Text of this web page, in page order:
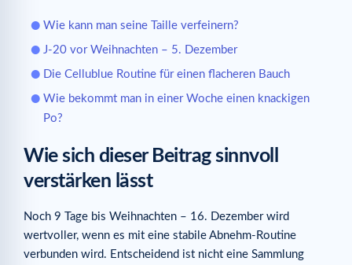
Wie kann man seine Taille verfeinern?
J-20 vor Weihnachten – 5. Dezember
Die Cellublue Routine für einen flacheren Bauch
Wie bekommt man in einer Woche einen knackigen
Po?
Wie sich dieser Beitrag sinnvoll
verstärken lässt
Noch 9 Tage bis Weihnachten – 16. Dezember wird
wertvoller, wenn es mit eine stabile Abnehm-Routine
verbunden wird. Entscheidend ist nicht eine Sammlung